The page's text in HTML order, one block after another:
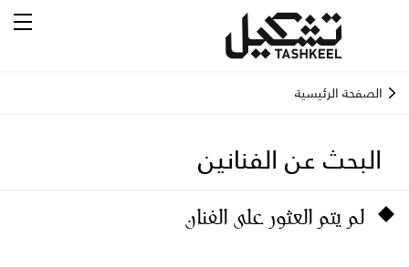
الصفحة الرئيسية
البحث عن الفنانين
لم يتم العثور على الفنان